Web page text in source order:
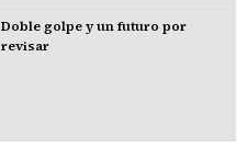
Doble golpe y un futuro por
revisar